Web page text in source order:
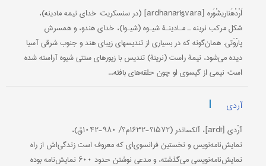
اَرْدْهَناریشْوَره [ardhanārīšvara] (در سنسکریت: خدای نیمه مادینه)،
شکل مرکب نرینه ـ مـادینـۀ شیـوه (شیـوا)، خدای هندو، و همسرش
پارْوَتی. همان‌گونه که در بسیاری از تندیسهای زیبای هند و جنوب شرقی آسیا
دیده می‌شود، نیمۀ راست (نرینۀ) تندیس با زیورهای سنتی شیوه آراسته شده
است: نیمی از گیسوی او چون حلقه‌های بافته‌...
آردی |
آرْدی [ārdī]، آلکساندر (۱۵۷۲؟-۱۶۳۲م؟/ ۹۸۰-۱۰۴۲ق)،
نمایش‌نامه‌نویس و نخستین فرانسوی‌ای که معروف است زندگی‌اش از راه
نمایش‌نامه‌نویسی می‌گذشته، و مدعی نوشتن حدود ۶۰۰ نمایش‌نامه بوده